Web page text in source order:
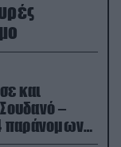
και
–
παράνομων